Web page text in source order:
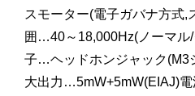
スモーター(電子ガバナ方式,
囲…40～18,000Hz(ノーマル
子…ヘッドホンジャック(M3
大出力…5mW+5mW(EIAJ)